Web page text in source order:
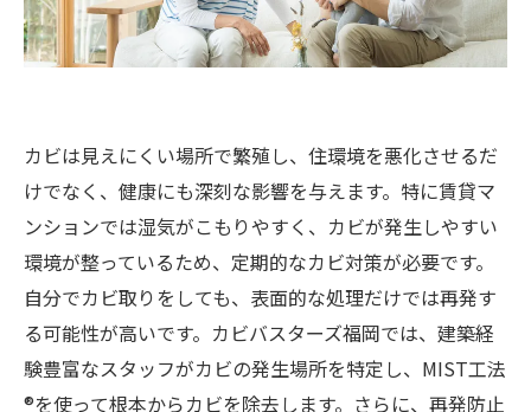
カビは見えにくい場所で繁殖し、住環境を悪化させるだ
けでなく、健康にも深刻な影響を与えます。特に賃貸マ
ンションでは湿気がこもりやすく、カビが発生しやすい
環境が整っているため、定期的なカビ対策が必要です。
自分でカビ取りをしても、表面的な処理だけでは再発す
る可能性が高いです。カビバスターズ福岡では、建築経
験豊富なスタッフがカビの発生場所を特定し、MIST工法
®を使って根本からカビを除去します。さらに、再発防止